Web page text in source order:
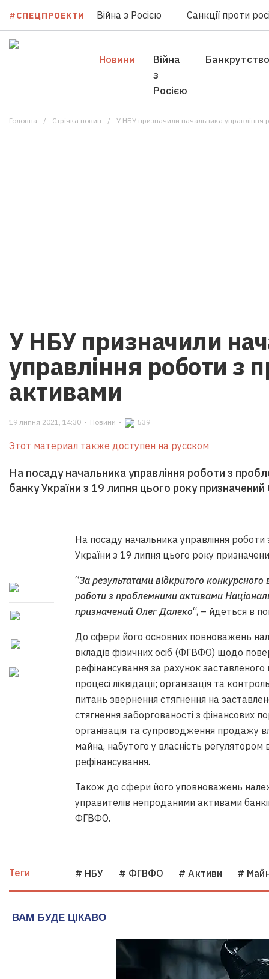
#СПЕЦПРОЕКТИ Війна з Росією Санкції проти
Новини
Війна
з
Росією
Банкрутство
Головна Стрічка новин У НБУ призначили начальника управління
У НБУ призначили
управління роботи з
активами
19 липня 2021, 14:30 • Новини • 539
Этот материал также доступен на русском
На посаду начальника управління роботи з
банку України з 19 липня цього року
На посаду начальника управління
України з 19 липня цього року
“За результатами відкритого
роботи з проблемними активами
призначений Олег Далеко“, – йдеться в
До сфери його основних повноважень
вкладів фізичних осіб (ФГВФО) щодо
рефінансування за рахунок
процесі ліквідації; організація та
питань звернення стягнення на
стягнення заборгованості з фінансових
організація та супроводження продажу
майна, набутого у власність
рефінансування.
Також до сфери його уповноважень
управителів непроданими активами
ФГВФО.
Теги # НБУ # ФГВФО # Активи #